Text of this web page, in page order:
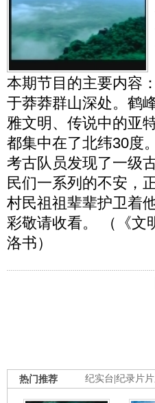
本期节目的主要内容
于莽莽群山深处。鹤
雅文明、传说中的亚
都集中在了北纬30度
考古队员发现了一级
民们一系列的不安，
村民祖祖辈辈护卫着
彩敬请收看。 （《文
洛书）
纪实台 纪录片
热门推荐